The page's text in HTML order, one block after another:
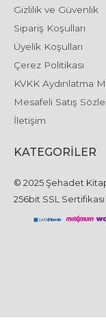
Gizlilik ve Güvenlik
Sipariş Koşulları
Üyelik Koşulları
Çerez Politikası
KVKK Aydınlatma
Mesafeli Satış
İletişim
KATEGORILER
© 2025 Şehadet
256bit SSL